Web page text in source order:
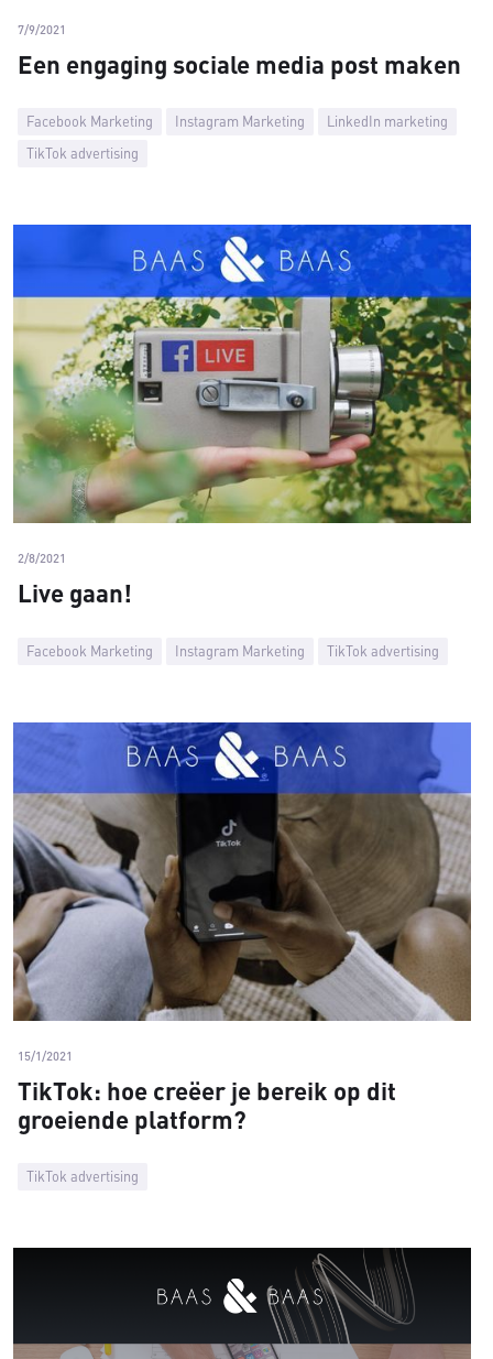
Facebook Marketing Instagram Marketing
LinkedIn marketing
TikTok advertising
7/9/2021
Een engaging sociale media post maken
Facebook Marketing Instagram Marketing TikTok advertising
2/8/2021
Live gaan!
TikTok advertising
15/1/2021
TikTok: hoe creëer je bereik op dit
groeiende platform?